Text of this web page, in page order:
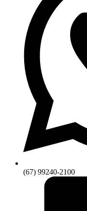
(67) 99240-2100